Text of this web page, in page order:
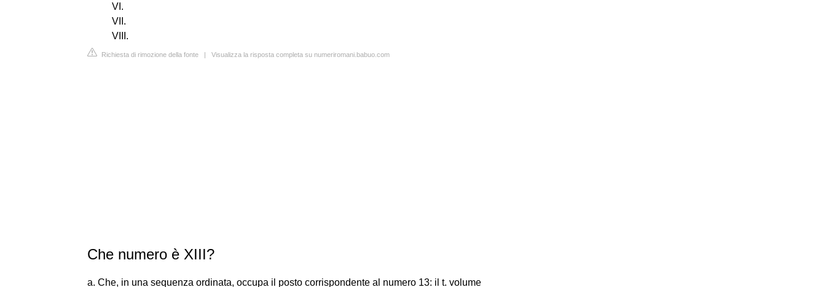
VI.
VII.
VIII.
Richiesta di rimozione della fonte | Visualizza la risposta completa su numeriromani.babuo.com
Che numero è XIII?
a. Che, in una sequenza ordinata, occupa il posto corrispondente al numero 13: il t. volume